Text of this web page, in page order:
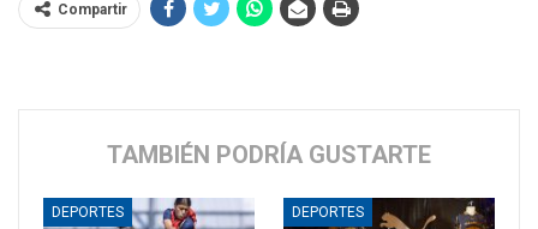
Compartir
TAMBIÉN PODRÍA GUSTARTE
DEPORTES DEPORTES